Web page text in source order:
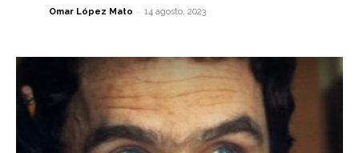
Omar López Mato - 14 agosto, 2023